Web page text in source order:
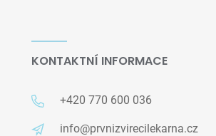
KONTAKTNÍ INFORMACE
+420 770 600 036
info@prvnizvirecilekarna.cz